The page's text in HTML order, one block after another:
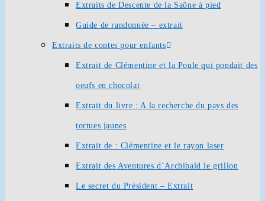
Extraits de Descente de la Saône à pied
Guide de randonnée – extrait
Extraits de contes pour enfants
Extrait de Clémentine et la Poule qui pondait des
oeufs en chocolat
Extrait du livre : A la recherche du pays des
tortues jaunes
Extrait de : Clémentine et le rayon laser
Extrait des Aventures d’Archibald le grillon
Le secret du Président – Extrait